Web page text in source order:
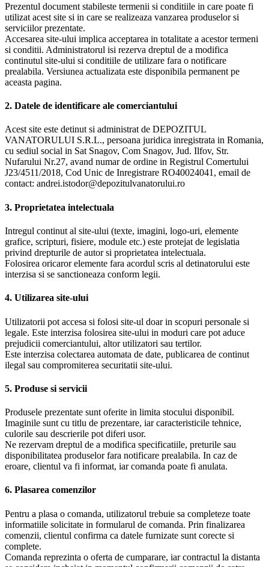
Prezentul document stabileste termenii si conditiile in care poate fi
utilizat acest site si in care se realizeaza vanzarea produselor si
serviciilor prezentate.
Accesarea site-ului implica acceptarea in totalitate a acestor termeni
si conditii. Administratorul isi rezerva dreptul de a modifica
continutul site-ului si conditiile de utilizare fara o notificare
prealabila. Versiunea actualizata este disponibila permanent pe
aceasta pagina.
2. Datele de identificare ale comerciantului
Acest site este detinut si administrat de DEPOZITUL
VANATORULUI S.R.L., persoana juridica inregistrata in Romania,
cu sediul social in Sat Snagov, Com Snagov, Jud. Ilfov, Str.
Nufarului Nr.27, avand numar de ordine in Registrul Comertului
J23/4511/2018, Cod Unic de Inregistrare RO40024041, email de
contact: andrei.istodor@depozitulvanatorului.ro
3. Proprietatea intelectuala
Intregul continut al site-ului (texte, imagini, logo-uri, elemente
grafice, scripturi, fisiere, module etc.) este protejat de legislatia
privind drepturile de autor si proprietatea intelectuala.
Folosirea oricaror elemente fara acordul scris al detinatorului este
interzisa si se sanctioneaza conform legii.
4. Utilizarea site-ului
Utilizatorii pot accesa si folosi site-ul doar in scopuri personale si
legale. Este interzisa folosirea site-ului in moduri care pot aduce
prejudicii comerciantului, altor utilizatori sau tertilor.
Este interzisa colectarea automata de date, publicarea de continut
ilegal sau compromiterea securitatii site-ului.
5. Produse si servicii
Produsele prezentate sunt oferite in limita stocului disponibil.
Imaginile sunt cu titlu de prezentare, iar caracteristicile tehnice,
culorile sau descrierile pot diferi usor.
Ne rezervam dreptul de a modifica specificatiile, preturile sau
disponibilitatea produselor fara notificare prealabila. In caz de
eroare, clientul va fi informat, iar comanda poate fi anulata.
6. Plasarea comenzilor
Pentru a plasa o comanda, utilizatorul trebuie sa completeze toate
informatiile solicitate in formularul de comanda. Prin finalizarea
comenzii, clientul confirma ca datele furnizate sunt corecte si
complete.
Comanda reprezinta o oferta de cumparare, iar contractul la distanta